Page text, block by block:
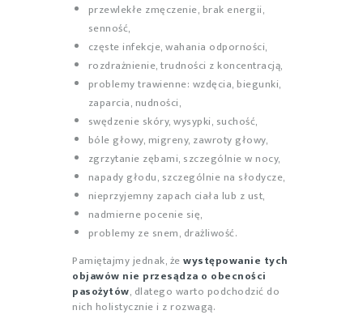
przewlekłe zmęczenie, brak energii,
senność,
częste infekcje, wahania odporności,
rozdrażnienie, trudności z koncentracją,
problemy trawienne: wzdęcia, biegunki,
zaparcia, nudności,
swędzenie skóry, wysypki, suchość,
bóle głowy, migreny, zawroty głowy,
zgrzytanie zębami, szczególnie w nocy,
napady głodu, szczególnie na słodycze,
nieprzyjemny zapach ciała lub z ust,
nadmierne pocenie się,
problemy ze snem, drażliwość.
Pamiętajmy jednak, żewystępowanie tych
objawów nie przesądza o obecności
pasożytów, dlatego warto podchodzić do
nich holistycznie i z rozwagą.